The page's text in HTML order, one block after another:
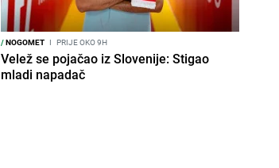
/NOGOMET I PRIJE OKO 9H
Velež se pojačao iz Slovenije: Stigao
mladi napadač